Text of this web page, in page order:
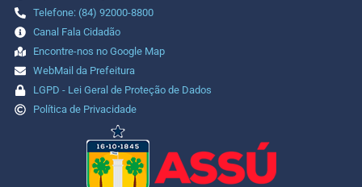
Telefone: (84) 92000-8800
Canal Fala Cidadão
Encontre-nos no Google Map
WebMail da Prefeitura
LGPD - Lei Geral de Proteção de Dados
Política de Privacidade